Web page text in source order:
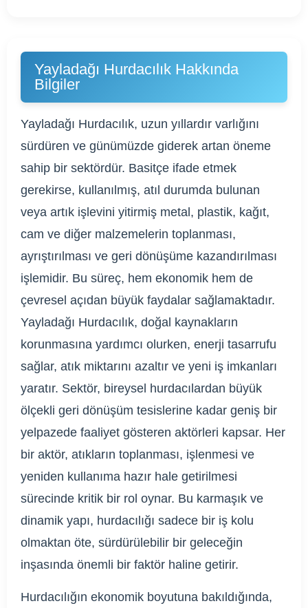
Yayladağı Hurdacılık Hakkında
Bilgiler
Yayladağı Hurdacılık, uzun yıllardır varlığını
sürdüren ve günümüzde giderek artan öneme
sahip bir sektördür. Basitçe ifade etmek
gerekirse, kullanılmış, atıl durumda bulunan
veya artık işlevini yitirmiş metal, plastik, kağıt,
cam ve diğer malzemelerin toplanması,
ayrıştırılması ve geri dönüşüme kazandırılması
işlemidir. Bu süreç, hem ekonomik hem de
çevresel açıdan büyük faydalar sağlamaktadır.
Yayladağı Hurdacılık, doğal kaynakların
korunmasına yardımcı olurken, enerji tasarrufu
sağlar, atık miktarını azaltır ve yeni iş imkanları
yaratır. Sektör, bireysel hurdacılardan büyük
ölçekli geri dönüşüm tesislerine kadar geniş bir
yelpazede faaliyet gösteren aktörleri kapsar. Her
bir aktör, atıkların toplanması, işlenmesi ve
yeniden kullanıma hazır hale getirilmesi
sürecinde kritik bir rol oynar. Bu karmaşık ve
dinamik yapı, hurdacılığı sadece bir iş kolu
olmaktan öte, sürdürülebilir bir geleceğin
inşasında önemli bir faktör haline getirir.
Hurdacılığın ekonomik boyutuna bakıldığında,